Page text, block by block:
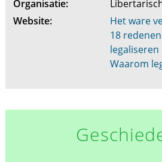
Organisatie:
Website:
Het ware
18
legaliseren
Waarom